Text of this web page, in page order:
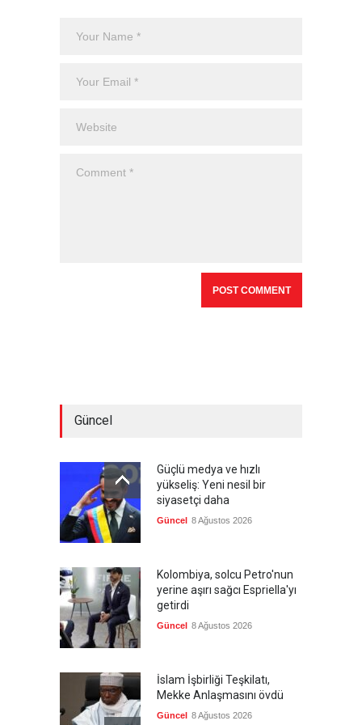
Güncel
Güçlü medya ve hızlı
yükseliş: Yeni nesil bir
siyasetçi daha
Güncel 8 Ağustos 2026
Kolombiya, solcu Petro'nun
yerine aşırı sağcı Espriella'yı
getirdi
Güncel 8 Ağustos 2026
İslam İşbirliği Teşkilatı,
Mekke Anlaşmasını övdü
Güncel 8 Ağustos 2026